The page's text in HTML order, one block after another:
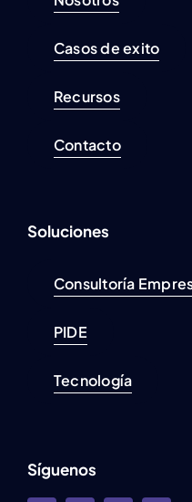
Casos de exito
Recursos
Contacto
Soluciones
Consultoría
PIDE
Tecnología
Síguenos